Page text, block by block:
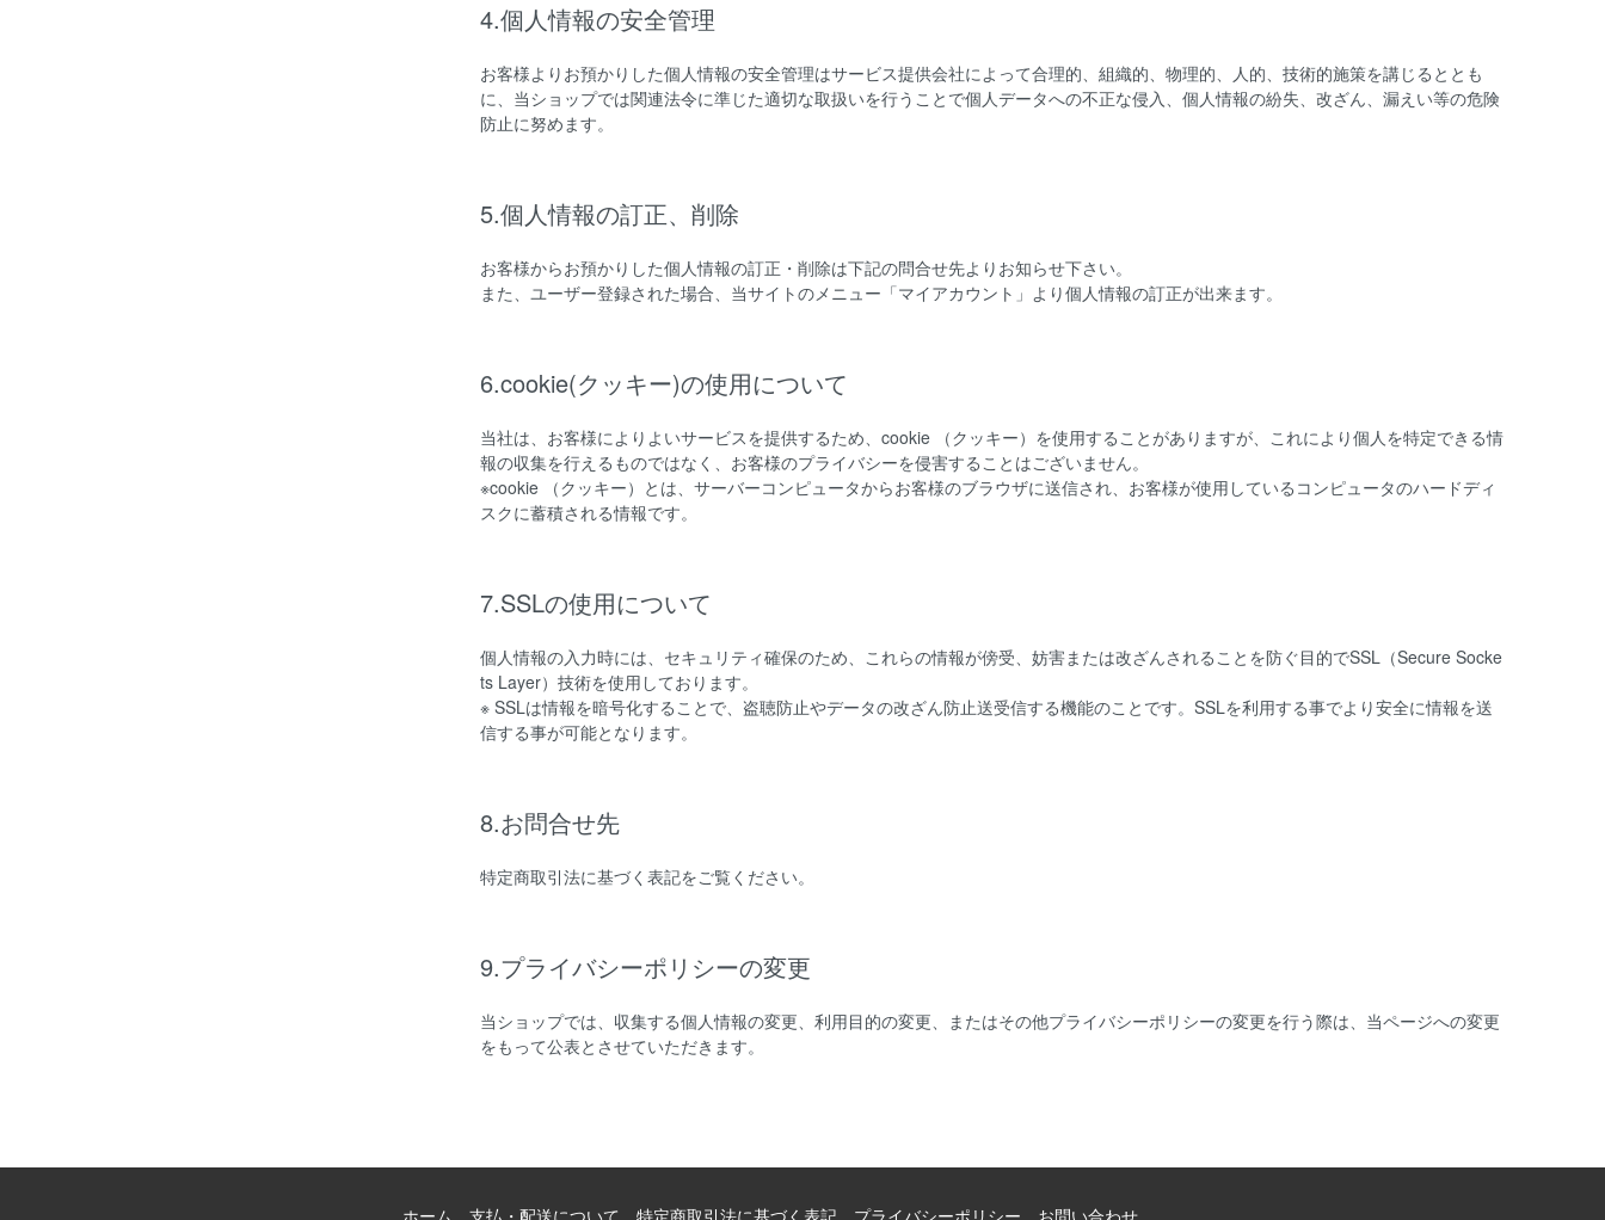
4.個人情報の安全管理
お客様よりお預かりした個人情報の安全管理はサービス提供会社によって合理的、組織的、物理的、人的、技術的施策を講じるととも
に、当ショップでは関連法令に準じた適切な取扱いを行うことで個人データへの不正な侵入、個人情報の紛失、改ざん、漏えい等の危険
防止に努めます。
5.個人情報の訂正、削除
お客様からお預かりした個人情報の訂正・削除は下記の問合せ先よりお知らせ下さい。
また、ユーザー登録された場合、当サイトのメニュー「マイアカウント」より個人情報の訂正が出来ます。
6.cookie(クッキー)の使用について
当社は、お客様によりよいサービスを提供するため、cookie （クッキー）を使用することがありますが、これにより個人を特定できる情
報の収集を行えるものではなく、お客様のプライバシーを侵害することはございません。
※cookie （クッキー）とは、サーバーコンピュータからお客様のブラウザに送信され、お客様が使用しているコンピュータのハードディ
スクに蓄積される情報です。
7.SSLの使用について
個人情報の入力時には、セキュリティ確保のため、これらの情報が傍受、妨害または改ざんされることを防ぐ目的でSSL（Secure Socke
ts Layer）技術を使用しております。
※ SSLは情報を暗号化することで、盗聴防止やデータの改ざん防止送受信する機能のことです。SSLを利用する事でより安全に情報を送
信する事が可能となります。
8.お問合せ先
特定商取引法に基づく表記をご覧ください。
9.プライバシーポリシーの変更
当ショップでは、収集する個人情報の変更、利用目的の変更、またはその他プライバシーポリシーの変更を行う際は、当ページへの変更
をもって公表とさせていただきます。